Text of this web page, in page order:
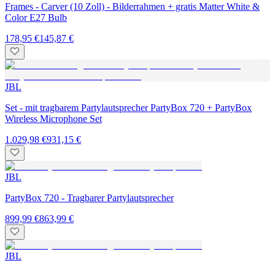
Frames - Carver (10 Zoll) - Bilderrahmen + gratis Matter White &
Color E27 Bulb
178,95 €145,87 €
JBL
Set - mit tragbarem Partylautsprecher PartyBox 720 + PartyBox
Wireless Microphone Set
1.029,98 €931,15 €
JBL
PartyBox 720 - Tragbarer Partylautsprecher
899,99 €863,99 €
JBL